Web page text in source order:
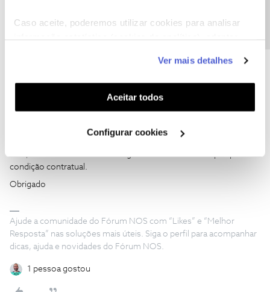
Caso aceite, poderemos utilizar cookies para analisar
funcionalidades (cookies de personalização e
funcionalidade) e adaptar anúncios aos seus interesses
(cookies de publicidade personalizada). Pode gerir a
utilização dos cookies clicando em "Configurar
Ver mais detalhes
Aceitar todos
Configurar cookies
implica tempo de fidelização aos serviços NOS contratados?
@Hopes.And.Fears,
condição contratual.
Obrigado
Ajude a comunidade do Fórum NOS com “Likes” e “Melhor
Resposta” nas soluções mais úteis. Siga o perfil para acompanhar
dicas, ajuda e novidades do Fórum NOS.
1 pessoa gostou